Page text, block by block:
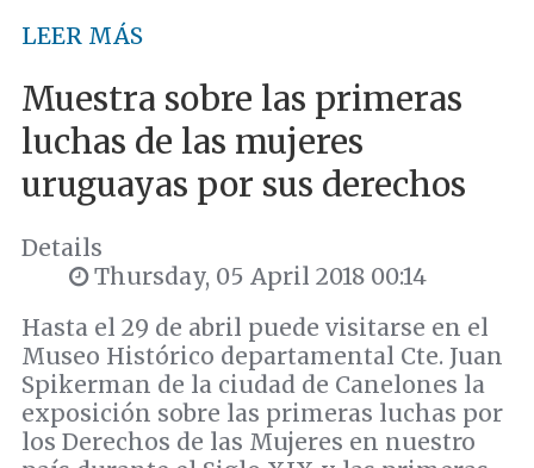
LEER MÁS
Muestra sobre las primeras
luchas de las mujeres
uruguayas por sus derechos
Details
Thursday, 05 April 2018 00:14
Hasta el 29 de abril puede visitarse en el
Museo Histórico departamental Cte. Juan
Spikerman de la ciudad de Canelones la
exposición sobre las primeras luchas por
los Derechos de las Mujeres en nuestro